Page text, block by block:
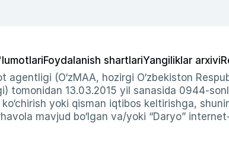
Foydalanish shartlariYangiliklar arxivi
(O‘zMAA, hozirgi O‘zbekiston
tomonidan 13.03.2015 yil sanasida 0944-
yoki qisman iqtibos keltirishga,
mavjud bo‘lgan va/yoki “Daryo”